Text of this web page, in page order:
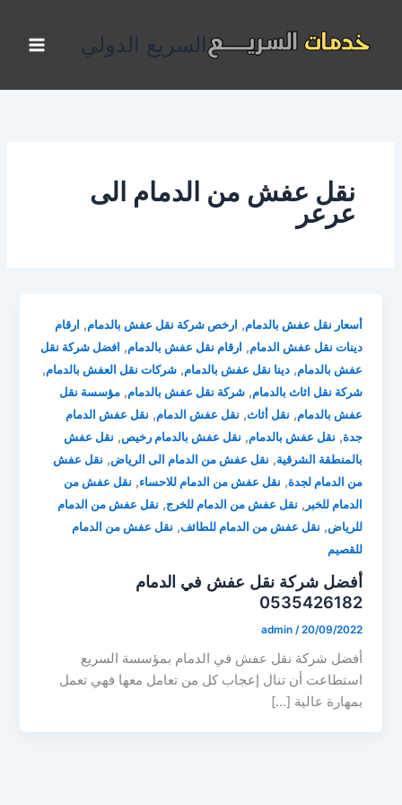
المحتوى
السريع الدولي
نقل عفش من الدمام الى
عرعر
أسعار نقل عفش بالدمام, ارخص شركة نقل عفش بالدمام, ارقام
دينات نقل عفش الدمام, ارقام نقل عفش بالدمام, افضل شركة نقل
عفش بالدمام,دينا نقل عفش بالدمام,شركات نقل العفش بالدمام,
شركة نقل اثاث بالدمام,شركة نقل عفش بالدمام,مؤسسة نقل
عفش بالدمام, نقل أثاث, نقل عفش الدمام, نقل عفش الدمام
جدة, نقل عفش بالدمام, نقل عفش بالدمام رخيص, نقل عفش
بالمنطقة الشرقية, نقل عفش من الدمام الى الرياض, نقل عفش
من الدمام لجدة, نقل عفش من الدمام للاحساء, نقل عفش من
الدمام للخبر , نقل عفش من الدمام للخرج, نقل عفش من الدمام
للرياض, نقل عفش من الدمام للطائف, نقل عفش من الدمام
للقصيم
أفضل شركة نقل عفش في الدمام
0535426182
admin /20/09/2022
أفضل شركة نقل عفش في الدمام بمؤسسة السريع
استطاعت أن تنال إعجاب كل من تعامل معها فهي تعمل
بمهارة عالية […]